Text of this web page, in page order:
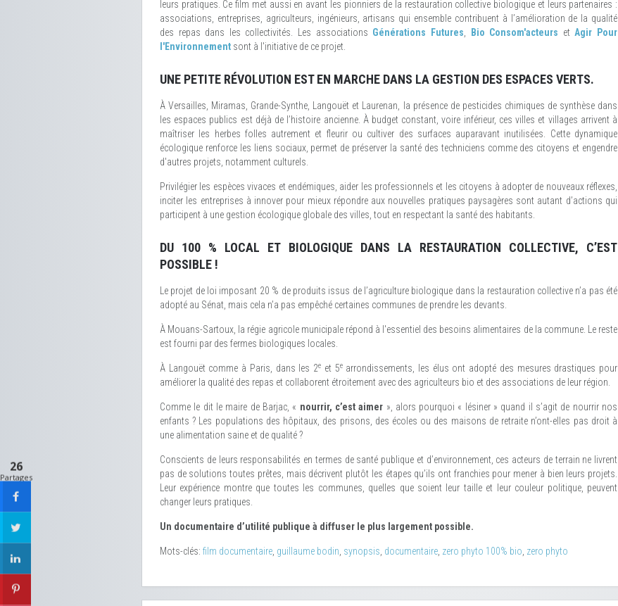
leurs pratiques. Ce film met aussi en avant les pionniers de la restauration collective biologique et leurs partenaires :
associations, entreprises, agriculteurs, ingénieurs, artisans qui ensemble contribuent à l’amélioration de la qualité
des repas dans les collectivités. Les associations Générations Futures Bio Consom'acteurs et Agir Pour
l'Environnement sont à l'initiative de ce projet.
UNE PETITE RÉVOLUTION EST EN MARCHE DANS LA GESTION DES ESPACES VERTS.
À Versailles, Miramas, Grande-Synthe, Langouët et Laurenan, la présence de pesticides chimiques de synthèse dans
les espaces publics est déjà de l’histoire ancienne. À budget constant, voire inférieur, ces villes et villages arrivent à
maîtriser les herbes folles autrement et fleurir ou cultiver des surfaces auparavant inutilisées. Cette dynamique
écologique renforce les liens sociaux, permet de préserver la santé des techniciens comme des citoyens et engendre
d'autres projets, notamment culturels.
Privilégier les espèces vivaces et endémiques, aider les professionnels et les citoyens à adopter de nouveaux réflexes,
inciter les entreprises à innover pour mieux répondre aux nouvelles pratiques paysagères sont autant d’actions qui
participent à une gestion écologique globale des villes, tout en respectant la santé des habitants.
DU 100 % LOCAL ET BIOLOGIQUE DANS LA RESTAURATION COLLECTIVE, C’EST
POSSIBLE !
Le projet de loi imposant 20 % de produits issus de l’agriculture biologique dans la restauration collective n’a pas été
adopté au Sénat, mais cela n’a pas empêché certaines communes de prendre les devants.
À Mouans-Sartoux, la régie agricole municipale répond à l'essentiel des besoins alimentaires de la commune. Le reste
est fourni par des fermes biologiques locales.
À Langouët comme à Paris, dans les 2e et 5earrondissements, les élus ont adopté des mesures drastiques pour
améliorer la qualité des repas et collaborent étroitement avec des agriculteurs bio et des associations de leur région.
Comme le dit le maire de Barjac, « nourrir, c’est aimer », alors pourquoi « lésiner » quand il s’agit de nourrir nos
enfants ? Les populations des hôpitaux, des prisons, des écoles ou des maisons de retraite n’ont-elles pas droit à
une alimentation saine et de qualité ?
Conscients de leurs responsabilités en termes de santé publique et d’environnement, ces acteurs de terrain ne livrent
pas de solutions toutes prêtes, mais décrivent plutôt les étapes qu’ils ont franchies pour mener à bien leurs projets.
Leur expérience montre que toutes les communes, quelles que soient leur taille et leur couleur politique, peuvent
changer leurs pratiques.
Un documentaire d’utilité publique à diffuser le plus largement possible.
Mots-clés: film documentaire guillaume bodin synopsis documentaire zero phyto 100% bio zero phyto
26
Partages